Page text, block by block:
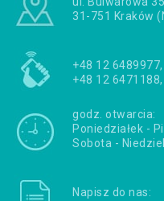
31-751 Kraków
+48 12
+48 12
godz. otwarcia:
Poniedziałek -
Sobota -
Napisz do nas: